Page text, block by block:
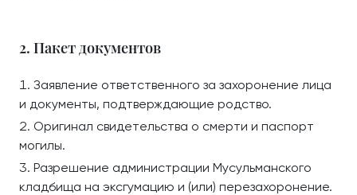
2. Пакет документов
Заявление ответственного за захоронение лица
и документы, подтверждающие родство.
Оригинал свидетельства о смерти и паспорт
могилы.
Разрешение администрации Мусульманского
кладбища на эксгумацию и (или) перезахоронение.